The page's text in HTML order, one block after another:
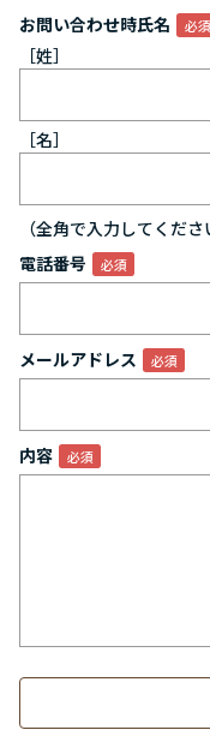
お問い合わせ時氏名
［姓］
［名］
（全角で入力してくださ
電話番号
メールアドレス
内容